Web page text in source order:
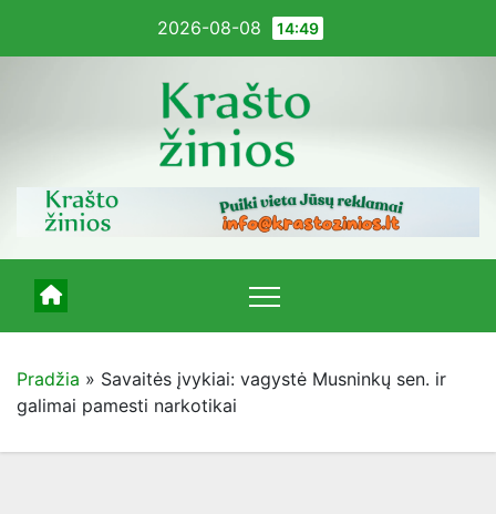
2026-08-08 14:49
Pradžia » Savaitės įvykiai: vagystė Musninkų sen. ir
galimai pamesti narkotikai